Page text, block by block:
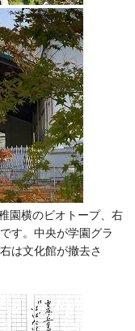
園横のビオトープ、右
す。中央が学園グラ
は文化館が撤去さ